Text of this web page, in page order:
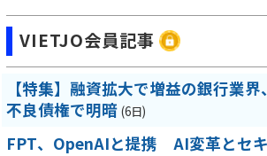
VIETJO会員記事
【特集】融資拡大で増益の銀行業
不良債権で明暗 (6日)
FPT、OpenAIと提携 AI変革とセ